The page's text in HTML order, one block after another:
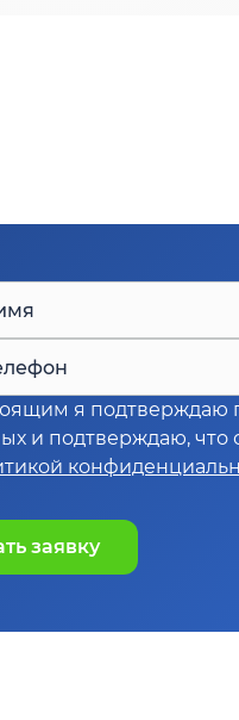
я подтверждаю
и подтверждаю, что
заявку